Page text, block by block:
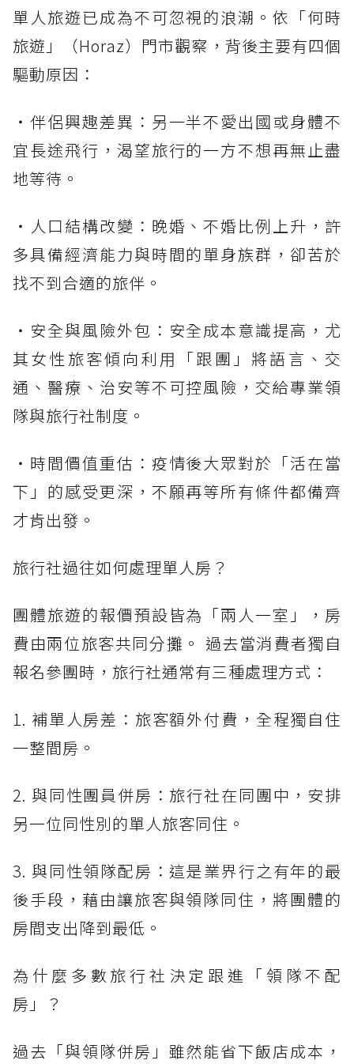
單人旅遊已成為不可忽視的浪潮。依「何時
旅遊」（Horaz）門市觀察，背後主要有四個
驅動原因：
・伴侶興趣差異：另一半不愛出國或身體不
宜長途飛行，渴望旅行的一方不想再無止盡
地等待。
・人口結構改變：晚婚、不婚比例上升，許
多具備經濟能力與時間的單身族群，卻苦於
找不到合適的旅伴。
・安全與風險外包：安全成本意識提高，尤
其女性旅客傾向利用「跟團」將語言、交
通、醫療、治安等不可控風險，交給專業領
隊與旅行社制度。
・時間價值重估：疫情後大眾對於「活在當
下」的感受更深，不願再等所有條件都備齊
才肯出發。
旅行社過往如何處理單人房？
團體旅遊的報價預設皆為「兩人一室」，房
費由兩位旅客共同分攤。 過去當消費者獨自
報名參團時，旅行社通常有三種處理方式：
1. 補單人房差：旅客額外付費，全程獨自住
一整間房。
2. 與同性團員併房：旅行社在同團中，安排
另一位同性別的單人旅客同住。
3. 與同性領隊配房：這是業界行之有年的最
後手段，藉由讓旅客與領隊同住，將團體的
房間支出降到最低。
為什麼多數旅行社決定跟進「領隊不配
房」？
過去「與領隊併房」雖然能省下飯店成本，